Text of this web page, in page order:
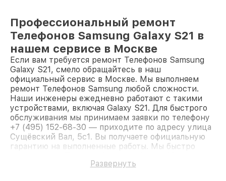
Профессиональный ремонт
Телефонов Samsung Galaxy S21 в
нашем сервисе в Москве
Если вам требуется ремонт Телефонов Samsung
Galaxy S21, смело обращайтесь в наш
официальный сервис в Москве. Мы выполняем
ремонт Телефонов Samsung любой сложности.
Наши инженеры ежедневно работают с такими
устройствами, включая Galaxy S21. Для быстрого
обслуживания мы принимаем заявки по телефону
+7 (495) 152-68-30 — приходите по адресу улица
Сущёвский Вал, 5с1. Вы получаете официальную
гарантию на выполненные работы. Мы быстро
Развернуть